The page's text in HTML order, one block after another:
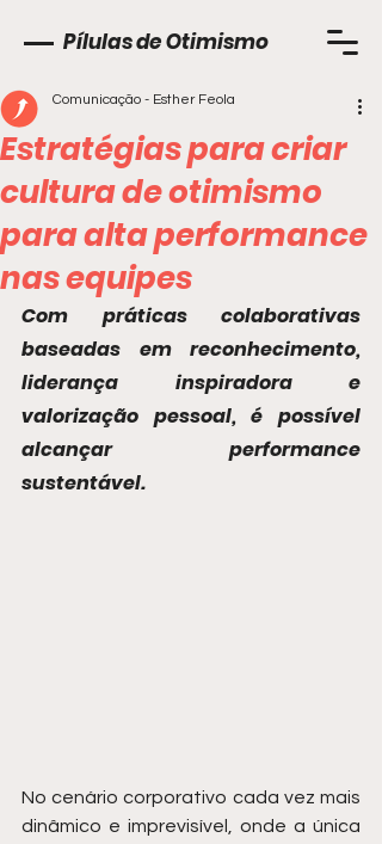
Pílulas de Otimismo
Estratégias para criar
cultura de otimismo
para alta performance
nas equipes
Comunicação - Esther Feola
Com práticas colaborativas
baseadas em reconhecimento,
liderança inspiradora e
valorização pessoal, é possível
alcançar performance
sustentável.
No cenário corporativo cada vez mais
dinâmico e imprevisível, onde a única